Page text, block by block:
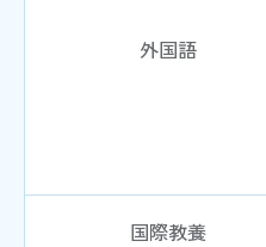
外国語
国際教養